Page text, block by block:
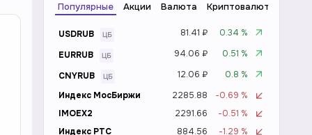
Популярные Акции Валюта Криптовалюта
USDRUB 81.41 ₽
0.34 %
EURRUB
94.06 ₽
0.51 %
CNYRUB
12.06 ₽
0.8 %
Индекс МосБиржи
2285.88
-0.69 %
IMOEX2
2291.66
-0.51 %
Индекс РТС
884.56
-1.29 %